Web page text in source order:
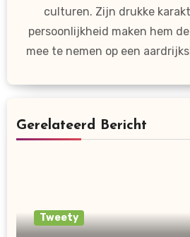
culturen. Zijn drukke
persoonlijkheid maken hem
mee te nemen op een
Gerelateerd Bericht
Tweety